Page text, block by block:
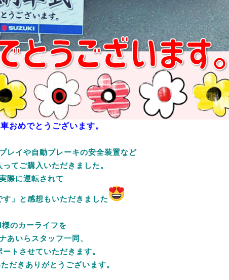
おめでとうございます。
レイや自動ブレーキの安全装置など
てご購入いただきました。
際に運転されて
」と感想もいただきました
様のカーライフを
あいらスタッフ一同、
トさせていただきます。
だきありがとうございます。